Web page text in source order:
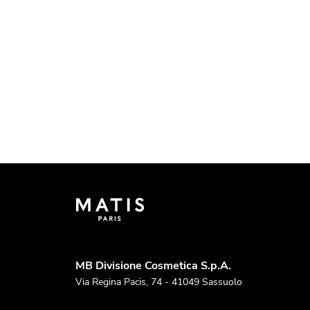
MB Divisione Cosmetica S.p.A.
Via Regina Pacis, 74 - 41049 Sassuolo